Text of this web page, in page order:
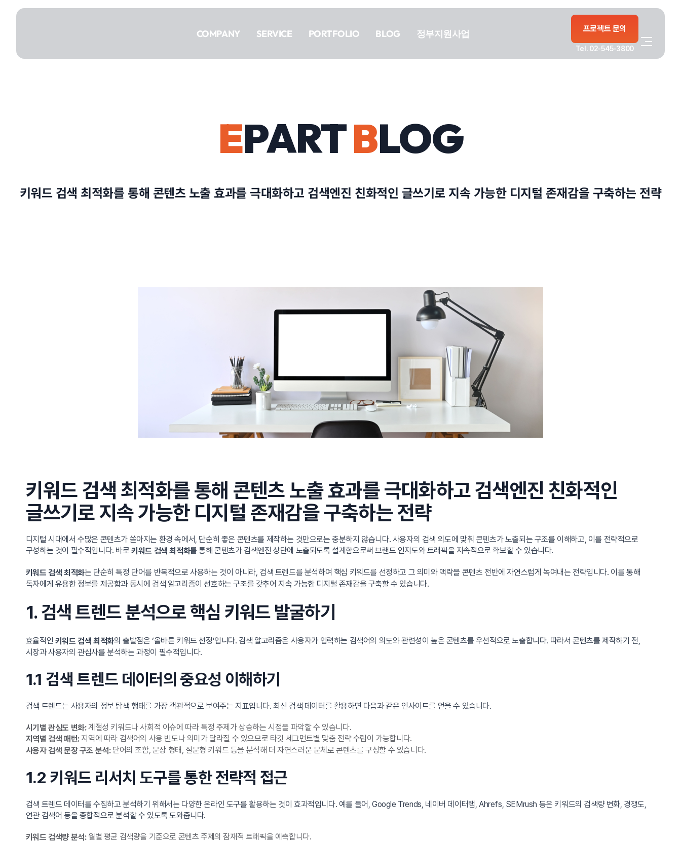
건너뛰기
COMPANY SERVICE PORTFOLIO BLOG 정부지원사업 프로젝트 문의
Tel. 02-545-3800
PORTFOLIO
EPARTBLOG
키워드 검색 최적화를 통해 콘텐츠 노출 효과를 극대화하고 검색엔진 친화적인 글쓰기로 지속 가능한 디지털 존재감을 구축하는 전략
키워드 검색 최적화를 통해 콘텐츠 노출 효과를 극대화하고 검색엔진 친화적인
글쓰기로 지속 가능한 디지털 존재감을 구축하는 전략
디지털 시대에서 수많은 콘텐츠가 쏟아지는 환경 속에서, 단순히 좋은 콘텐츠를 제작하는 것만으로는 충분하지 않습니다. 사용자의 검색 의도에 맞춰 콘텐츠가 노출되는 구조를 이해하고, 이를 전략적으로
구성하는 것이 필수적입니다. 바로키워드 검색 최적화를 통해 콘텐츠가 검색엔진 상단에 노출되도록 설계함으로써 브랜드 인지도와 트래픽을 지속적으로 확보할 수 있습니다.
키워드 검색 최적화는 단순히 특정 단어를 반복적으로 사용하는 것이 아니라, 검색 트렌드를 분석하여 핵심 키워드를 선정하고 그 의미와 맥락을 콘텐츠 전반에 자연스럽게 녹여내는 전략입니다. 이를 통해
독자에게 유용한 정보를 제공함과 동시에 검색 알고리즘이 선호하는 구조를 갖추어 지속 가능한 디지털 존재감을 구축할 수 있습니다.
1. 검색 트렌드 분석으로 핵심 키워드 발굴하기
효율적인 키워드 검색 최적화의 출발점은 ‘올바른 키워드 선정’입니다. 검색 알고리즘은 사용자가 입력하는 검색어의 의도와 관련성이 높은 콘텐츠를 우선적으로 노출합니다. 따라서 콘텐츠를 제작하기 전,
시장과 사용자의 관심사를 분석하는 과정이 필수적입니다.
1.1 검색 트렌드 데이터의 중요성 이해하기
검색 트렌드는 사용자의 정보 탐색 행태를 가장 객관적으로 보여주는 지표입니다. 최신 검색 데이터를 활용하면 다음과 같은 인사이트를 얻을 수 있습니다.
시기별 관심도 변화:계절성 키워드나 사회적 이슈에 따라 특정 주제가 상승하는 시점을 파악할 수 있습니다.
지역별 검색 패턴:지역에 따라 검색어의 사용 빈도나 의미가 달라질 수 있으므로 타깃 세그먼트별 맞춤 전략 수립이 가능합니다.
사용자 검색 문장 구조 분석:단어의 조합, 문장 형태, 질문형 키워드 등을 분석해 더 자연스러운 문체로 콘텐츠를 구성할 수 있습니다.
1.2 키워드 리서치 도구를 통한 전략적 접근
검색 트렌드 데이터를 수집하고 분석하기 위해서는 다양한 온라인 도구를 활용하는 것이 효과적입니다. 예를 들어, Google Trends, 네이버 데이터랩, Ahrefs, SEMrush 등은 키워드의 검색량 변화, 경쟁도,
연관 검색어 등을 종합적으로 분석할 수 있도록 도와줍니다.
키워드 검색량 분석:월별 평균 검색량을 기준으로 콘텐츠 주제의 잠재적 트래픽을 예측합니다.